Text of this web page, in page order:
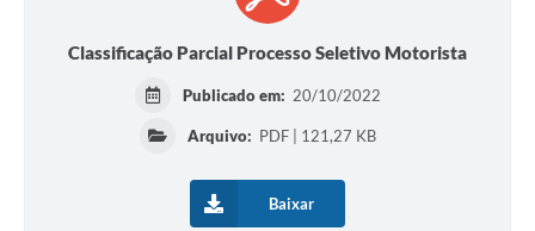
Classificação Parcial Processo Seletivo Motorista
Publicado em: 20/10/2022
Arquivo: PDF | 121,27 KB
Baixar